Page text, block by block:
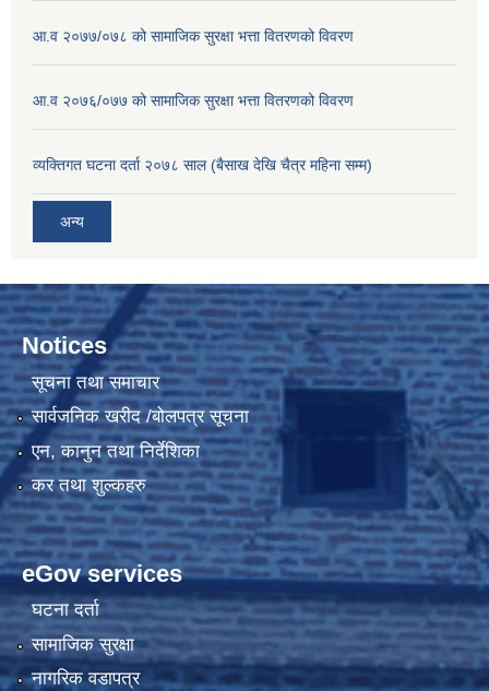
आ.व २०७७/०७८ को सामाजिक सुरक्षा भत्ता वितरणको विवरण
आ.व २०७६/०७७ को सामाजिक सुरक्षा भत्ता वितरणको विवरण
व्यक्तिगत घटना दर्ता २०७८ साल (बैसाख देखि चैत्र महिना सम्म)
अन्य
Notices
सूचना तथा समाचार
सार्वजनिक खरीद /बोलपत्र सूचना
एन, कानुन तथा निर्देशिका
कर तथा शुल्कहरु
eGov services
घटना दर्ता
सामाजिक सुरक्षा
नागरिक वडापत्र